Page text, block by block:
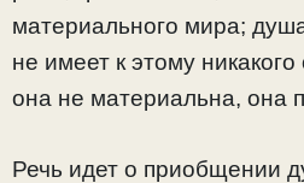
материального мира;
не имеет к этому
она не материальна, она
Речь идет о приобщении